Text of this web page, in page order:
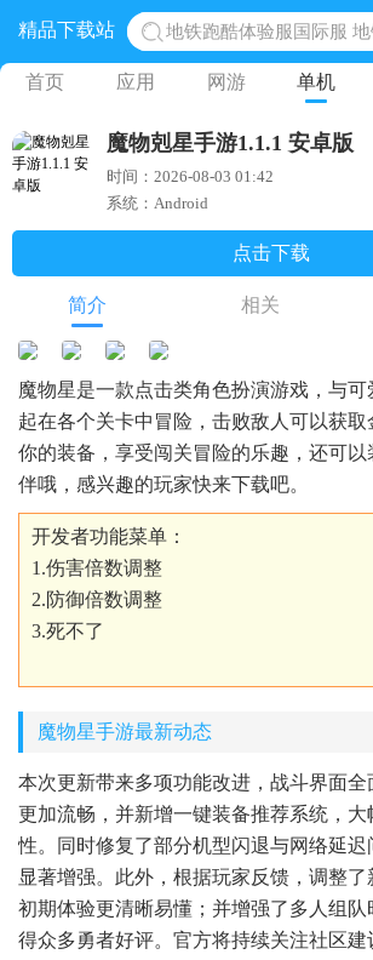
精品下载站
地铁跑酷体验服国际服
网易光遇手游正版 点亮
黎明觉醒生机腾讯正版
蛋仔派对下载 蛋仔派对体
奥特曼王者传奇 正版奥
首页 应用 网游 单机
魔物剋星手游1.1.1 安卓版
时间：2026-08-03 01:42
系统：Android
点击下载
简介 相关
魔物星是一款点击类角色扮演游戏，与
起在各个关卡中冒险，击败敌人可以获
你的装备，享受闯关冒险的乐趣，还可以
伴哦，感兴趣的玩家快来下载吧。
开发者功能菜单：
1.伤害倍数调整
2.防御倍数调整
3.死不了
魔物星手游最新动态
本次更新带来多项功能改进，战斗界面
更加流畅，并新增一键装备推荐系统，大
性。同时修复了部分机型闪退与网络延迟
显著增强。此外，根据玩家反馈，调整
初期体验更清晰易懂；并增强了多人组
得众多勇者好评。官方将持续关注社区建